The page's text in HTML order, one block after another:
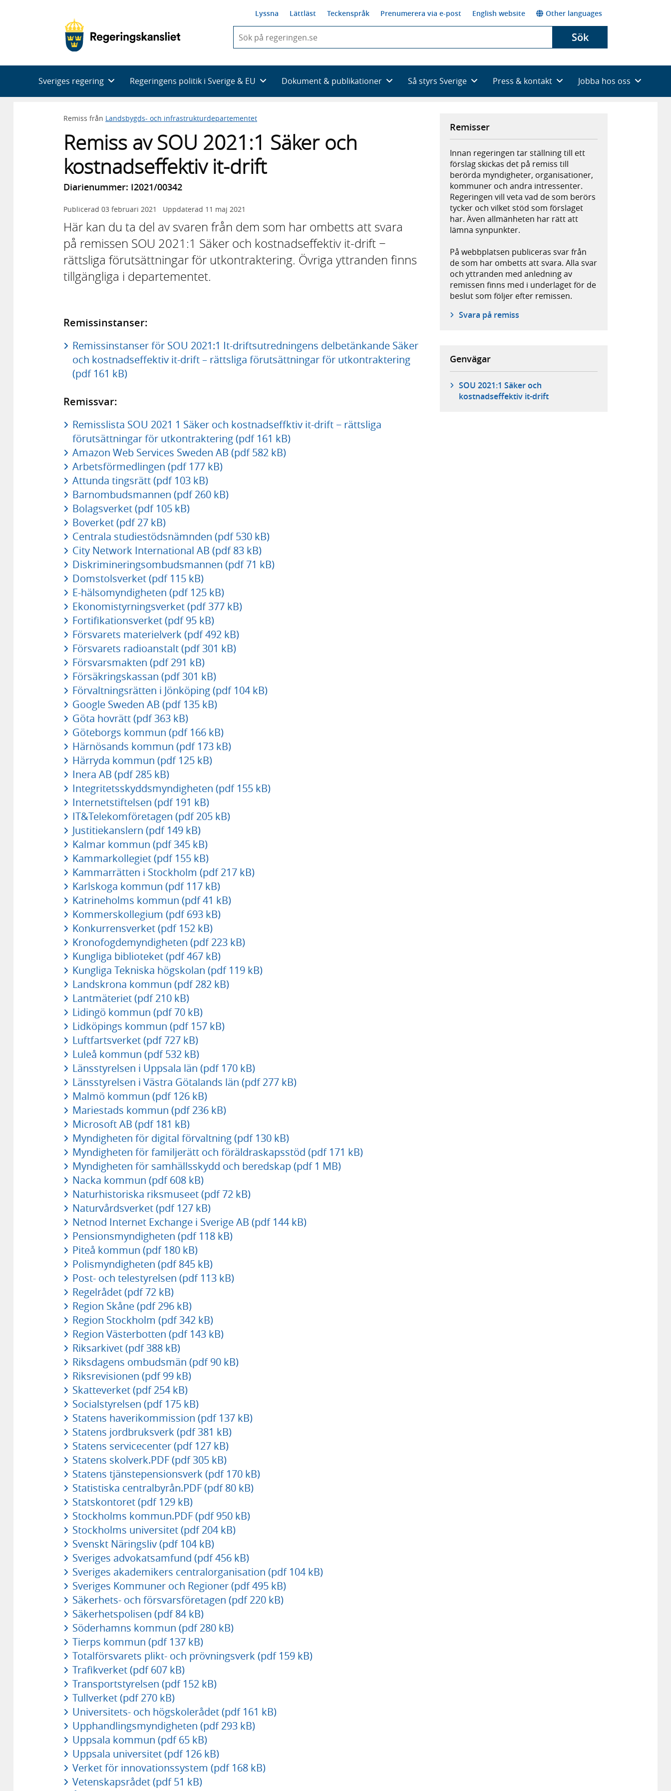
Lyssna Lättläst Teckenspråk Prenumerera via e-post English website Other languages
du
skriva
framträder
en
med
Sök
Sveriges regering Regeringens politik i Sverige & EU Dokument & publikationer Så styrs Sverige Press & kontakt Jobba hos oss
Remiss från Landsbygds- och infrastrukturdepartementet
Remiss av SOU 2021:1 Säker och
kostnadseffektiv it-drift
Diarienummer: I2021/00342
Publicerad 03 februari 2021 Uppdaterad 11 maj 2021
Här kan du ta del av svaren från dem som har ombetts att svara
på remissen SOU 2021:1 Säker och kostnadseffektiv it-drift −
rättsliga förutsättningar för utkontraktering. Övriga yttranden finns
tillgängliga i departementet.
Remissinstanser:
Remissinstanser för SOU 2021:1 It-driftsutredningens delbetänkande Säker
och kostnadseffektiv it-drift – rättsliga förutsättningar för utkontraktering
(pdf 161 kB)
Remissvar:
Remisslista SOU 2021 1 Säker och kostnadseffktiv it-drift − rättsliga
förutsättningar för utkontraktering (pdf 161 kB)
Amazon Web Services Sweden AB (pdf 582 kB)
Arbetsförmedlingen (pdf 177 kB)
Attunda tingsrätt (pdf 103 kB)
Barnombudsmannen (pdf 260 kB)
Bolagsverket (pdf 105 kB)
Boverket (pdf 27 kB)
Centrala studiestödsnämnden (pdf 530 kB)
City Network International AB (pdf 83 kB)
Diskrimineringsombudsmannen (pdf 71 kB)
Domstolsverket (pdf 115 kB)
E-hälsomyndigheten (pdf 125 kB)
Ekonomistyrningsverket (pdf 377 kB)
Fortifikationsverket (pdf 95 kB)
Försvarets materielverk (pdf 492 kB)
Försvarets radioanstalt (pdf 301 kB)
Försvarsmakten (pdf 291 kB)
Försäkringskassan (pdf 301 kB)
Förvaltningsrätten i Jönköping (pdf 104 kB)
Google Sweden AB (pdf 135 kB)
Göta hovrätt (pdf 363 kB)
Göteborgs kommun (pdf 166 kB)
Härnösands kommun (pdf 173 kB)
Härryda kommun (pdf 125 kB)
Inera AB (pdf 285 kB)
Integritetsskyddsmyndigheten (pdf 155 kB)
Internetstiftelsen (pdf 191 kB)
IT&Telekomföretagen (pdf 205 kB)
Justitiekanslern (pdf 149 kB)
Kalmar kommun (pdf 345 kB)
Kammarkollegiet (pdf 155 kB)
Kammarrätten i Stockholm (pdf 217 kB)
Karlskoga kommun (pdf 117 kB)
Katrineholms kommun (pdf 41 kB)
Kommerskollegium (pdf 693 kB)
Konkurrensverket (pdf 152 kB)
Kronofogdemyndigheten (pdf 223 kB)
Kungliga biblioteket (pdf 467 kB)
Kungliga Tekniska högskolan (pdf 119 kB)
Landskrona kommun (pdf 282 kB)
Lantmäteriet (pdf 210 kB)
Lidingö kommun (pdf 70 kB)
Lidköpings kommun (pdf 157 kB)
Luftfartsverket (pdf 727 kB)
Luleå kommun (pdf 532 kB)
Länsstyrelsen i Uppsala län (pdf 170 kB)
Länsstyrelsen i Västra Götalands län (pdf 277 kB)
Malmö kommun (pdf 126 kB)
Mariestads kommun (pdf 236 kB)
Microsoft AB (pdf 181 kB)
Myndigheten för digital förvaltning (pdf 130 kB)
Myndigheten för familjerätt och föräldraskapsstöd (pdf 171 kB)
Myndigheten för samhällsskydd och beredskap (pdf 1 MB)
Nacka kommun (pdf 608 kB)
Naturhistoriska riksmuseet (pdf 72 kB)
Naturvårdsverket (pdf 127 kB)
Netnod Internet Exchange i Sverige AB (pdf 144 kB)
Pensionsmyndigheten (pdf 118 kB)
Piteå kommun (pdf 180 kB)
Polismyndigheten (pdf 845 kB)
Post- och telestyrelsen (pdf 113 kB)
Regelrådet (pdf 72 kB)
Region Skåne (pdf 296 kB)
Region Stockholm (pdf 342 kB)
Region Västerbotten (pdf 143 kB)
Riksarkivet (pdf 388 kB)
Riksdagens ombudsmän (pdf 90 kB)
Riksrevisionen (pdf 99 kB)
Skatteverket (pdf 254 kB)
Socialstyrelsen (pdf 175 kB)
Statens haverikommission (pdf 137 kB)
Statens jordbruksverk (pdf 381 kB)
Statens servicecenter (pdf 127 kB)
Statens skolverk.PDF (pdf 305 kB)
Statens tjänstepensionsverk (pdf 170 kB)
Statistiska centralbyrån.PDF (pdf 80 kB)
Statskontoret (pdf 129 kB)
Stockholms kommun.PDF (pdf 950 kB)
Stockholms universitet (pdf 204 kB)
Svenskt Näringsliv (pdf 104 kB)
Sveriges advokatsamfund (pdf 456 kB)
Sveriges akademikers centralorganisation (pdf 104 kB)
Sveriges Kommuner och Regioner (pdf 495 kB)
Säkerhets- och försvarsföretagen (pdf 220 kB)
Säkerhetspolisen (pdf 84 kB)
Söderhamns kommun (pdf 280 kB)
Tierps kommun (pdf 137 kB)
Totalförsvarets plikt- och prövningsverk (pdf 159 kB)
Trafikverket (pdf 607 kB)
Transportstyrelsen (pdf 152 kB)
Tullverket (pdf 270 kB)
Universitets- och högskolerådet (pdf 161 kB)
Upphandlingsmyndigheten (pdf 293 kB)
Uppsala kommun (pdf 65 kB)
Uppsala universitet (pdf 126 kB)
Verket för innovationssystem (pdf 168 kB)
Vetenskapsrådet (pdf 51 kB)
Remisser
Innan regeringen tar ställning till ett
förslag skickas det på remiss till
berörda myndigheter, organisationer,
kommuner och andra intressenter.
Regeringen vill veta vad de som berörs
tycker och vilket stöd som förslaget
har. Även allmänheten har rätt att
lämna synpunkter.
På webbplatsen publiceras svar från
de som har ombetts att svara. Alla svar
och yttranden med anledning av
remissen finns med i underlaget för de
beslut som följer efter remissen.
Svara på remiss
Genvägar
SOU 2021:1 Säker och
kostnadseffektiv it-drift